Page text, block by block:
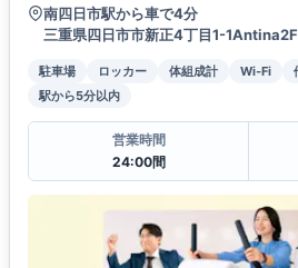
南四日市駅から車で4分
三重県四日市市新正4丁目1-1Antina2F
駐車場 ロッカー 体組成計 Wi-Fi
駅から5分以内
営業時間
24:00間